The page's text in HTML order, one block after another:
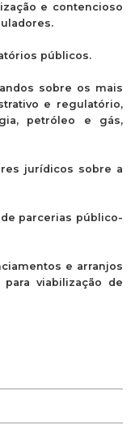
e contencioso
públicos.
sobre os mais
e regulatório,
petróleo e gás,
jurídicos sobre a
parcerias público-
e arranjos
viabilização de